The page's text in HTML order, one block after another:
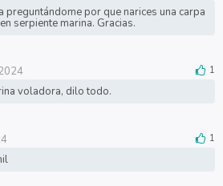
preguntándome por que narices una carpa
serpiente marina. Gracias.
1
voladora, dilo todo.
1